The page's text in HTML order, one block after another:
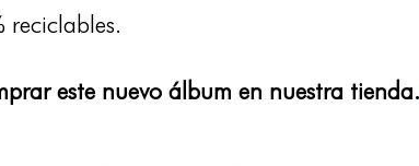
este nuevo álbum en nuestra tienda.